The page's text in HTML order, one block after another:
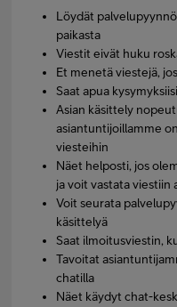
Löydät
paikasta
Viestit eivät huku
Et menetä viestejä,
Saat apua
Asian käsittely
asiantuntijoillamme
viesteihin
Näet helposti, jos
ja voit vastata viestiin
Voit seurata
käsittelyä
Saat ilmoitusviestin,
Tavoitat
chatilla
Näet käydyt chat-